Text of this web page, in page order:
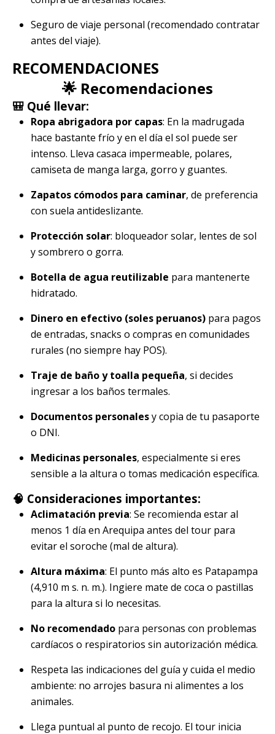
Seguro de viaje personal (recomendado contratar
antes del viaje).
RECOMENDACIONES
🌟 Recomendaciones
🎒 Qué llevar:
Ropa abrigadora por capas: En la madrugada
hace bastante frío y en el día el sol puede ser
intenso. Lleva casaca impermeable, polares,
camiseta de manga larga, gorro y guantes.
Zapatos cómodos para caminar, de preferencia
con suela antideslizante.
Protección solar: bloqueador solar, lentes de sol
y sombrero o gorra.
Botella de agua reutilizable para mantenerte
hidratado.
Dinero en efectivo (soles peruanos) para pagos
de entradas, snacks o compras en comunidades
rurales (no siempre hay POS).
Traje de baño y toalla pequeña, si decides
ingresar a los baños termales.
Documentos personalesy copia de tu pasaporte
o DNI.
Medicinas personales, especialmente si eres
sensible a la altura o tomas medicación específica.
🧠 Consideraciones importantes:
Aclimatación previa: Se recomienda estar al
menos 1 día en Arequipa antes del tour para
evitar el soroche (mal de altura).
Altura máxima: El punto más alto es Patapampa
(4,910 m s. n. m.). Ingiere mate de coca o pastillas
para la altura si lo necesitas.
No recomendado para personas con problemas
cardíacos o respiratorios sin autorización médica.
Respeta las indicaciones del guía y cuida el medio
ambiente: no arrojes basura ni alimentes a los
animales.
Llega puntual al punto de recojo. El tour inicia